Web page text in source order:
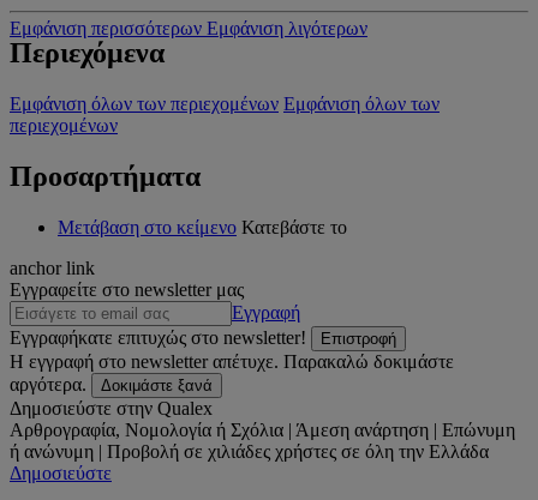
Εμφάνιση περισσότερων Εμφάνιση λιγότερων
Περιεχόμενα
Εμφάνιση όλων των περιεχομένων Εμφάνιση όλων των
περιεχομένων
Προσαρτήματα
Μετάβαση στο κείμενο Κατεβάστε το
anchor link
Εγγραφείτε στο newsletter μας
Εγγραφή
Εγγραφήκατε επιτυχώς στο newsletter!
Επιστροφή
Η εγγραφή στο newsletter απέτυχε. Παρακαλώ δοκιμάστε
αργότερα.
Δοκιμάστε ξανά
Δημοσιεύστε στην Qualex
Αρθρογραφία, Νομολογία ή Σχόλια | Άμεση ανάρτηση | Επώνυμη
ή ανώνυμη | Προβολή σε χιλιάδες χρήστες σε όλη την Ελλάδα
Δημοσιεύστε